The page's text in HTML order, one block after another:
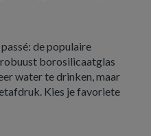
de populaire
borosilicaatglas
water te drinken, maar
Kies je favoriete